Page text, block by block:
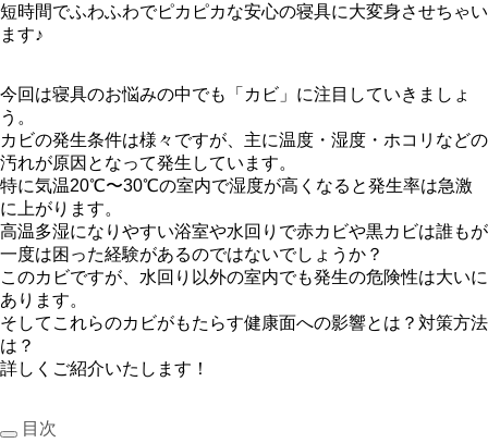
短時間でふわふわでピカピカな安心の寝具に大変身させちゃい
ます♪
今回は寝具のお悩みの中でも「カビ」に注目していきましょ
う。
カビの発生条件は様々ですが、主に温度・湿度・ホコリなどの
汚れが原因となって発生しています。
特に気温20℃〜30℃の室内で湿度が高くなると発生率は急激
に上がります。
高温多湿になりやすい浴室や水回りで赤カビや黒カビは誰もが
一度は困った経験があるのではないでしょうか？
このカビですが、水回り以外の室内でも発生の危険性は大いに
あります。
そしてこれらのカビがもたらす健康面への影響とは？対策方法
は？
詳しくご紹介いたします！
目次